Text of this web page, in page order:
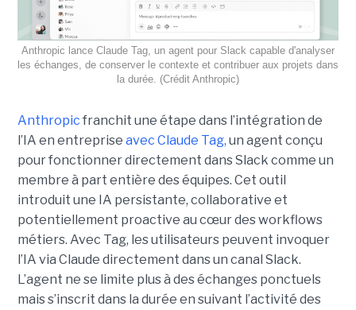
Anthropic lance Claude Tag, un agent pour Slack capable d'analyser
les échanges, de conserver le contexte et contribuer aux projets dans
la durée. (Crédit Anthropic)
Anthropic franchit une étape dans l’intégration de
l’IA en entreprise avec Claude Tag, un agent conçu
pour fonctionner directement dans Slack comme un
membre à part entière des équipes. Cet outil
introduit une IA persistante, collaborative et
potentiellement proactive au cœur des workflows
métiers. Avec Tag, les utilisateurs peuvent invoquer
l’IA via Claude directement dans un canal Slack.
L’agent ne se limite plus à des échanges ponctuels
mais s’inscrit dans la durée en suivant l’activité des